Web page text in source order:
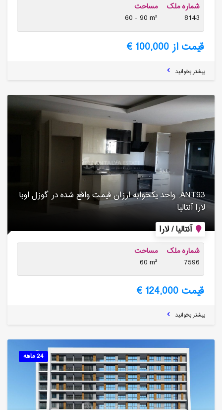
شماره ملک
8143
مساحت
60 - 90 m²
قیمت از 100,000 €
بیشتر بخوانید
آنتالیا / لارا
ANT93, واحد یکخوابه ارزان قیمت واقع شده در گوزل اوبا
لارا آنتالیا
شماره ملک
7596
مساحت
60 m²
قیمت 124,000 €
بیشتر بخوانید
24 ماهه